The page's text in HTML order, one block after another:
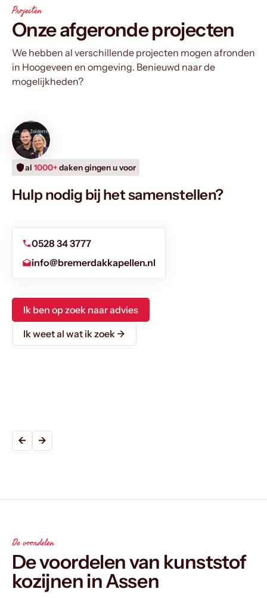
Projecten
Onze afgeronde projecten
We hebben al verschillende projecten mogen afronden
in Hoogeveen en omgeving. Benieuwd naar de
mogelijkheden?
al 1000+daken gingen u voor
Hulp nodig bij het samenstellen?
0528 34 3777
info@bremerdakkapellen.nl
Ik ben op zoek naar advies
Ik weet al wat ik zoek →
De voordelen
De voordelen van kunststof
kozijnen in Assen